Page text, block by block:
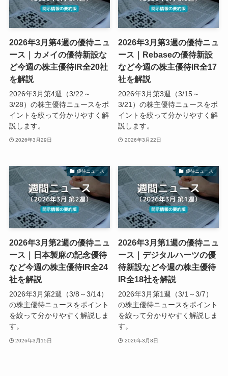
2026年3月第4週の優待ニュ
ース｜カメイの優待新設な
ど今週の株主優待IR全20社
を解説
2026年3月第4週（3/22～
3/28）の株主優待ニュースをポ
イントを絞って分かりやすく解
説します。
2026年3月29日
2026年3月第3週の優待ニュ
ース｜Rebaseの優待新設
など今週の株主優待IR全17
社を解説
2026年3月第3週（3/15～
3/21）の株主優待ニュースをポ
イントを絞って分かりやすく解
説します。
2026年3月22日
優待ニュース
2026年3月第2週の優待ニュ
ース｜日本製麻の記念優待
など今週の株主優待IR全24
社を解説
2026年3月第2週（3/8～3/14）
の株主優待ニュースをポイント
を絞って分かりやすく解説しま
す。
2026年3月15日
優待ニュース
2026年3月第1週の優待ニュ
ース｜デジタルハーツの優
待新設など今週の株主優待
IR全18社を解説
2026年3月第1週（3/1～3/7）
の株主優待ニュースをポイント
を絞って分かりやすく解説しま
す。
2026年3月8日